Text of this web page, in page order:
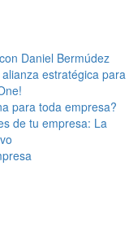
Daniel Bermúdez
estratégica para
para toda empresa?
de tu empresa: La